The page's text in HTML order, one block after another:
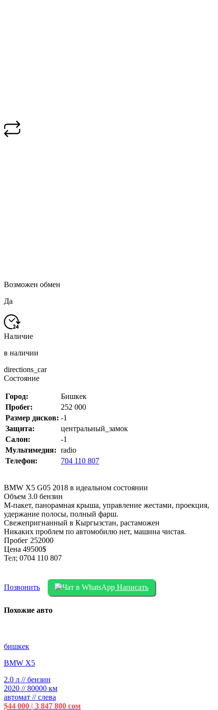
Возможен обмен
Да
Наличие
в наличии
directions_car
Состояние
Город:
Бишкек
Пробег:
252 000
Размер дисков: -1
Защита:
центральный_замок
Салон:
-1
Мультимедия: radio
Телефон:
704 110 807
BMW X5 G05 2018 в идеальном состоянии
Объем 3.0 бензин
M-пакет, панорамная крыша, управление жестами, проекция,
удержание полосы, полный фарш.
Свежепригнанный в Кыргызстан, растаможен
Никаких проблем по автомобилю нет, машина чистая.
Пробег 252000
Цена 49500$
Тел; 0704 110 807
Позвонить Написать
Похожие авто
бишкек
BMW X5
2.0 л // бензин
2020 // 80000 км
автомат // слева
$44 000 | 3 847 800 сом